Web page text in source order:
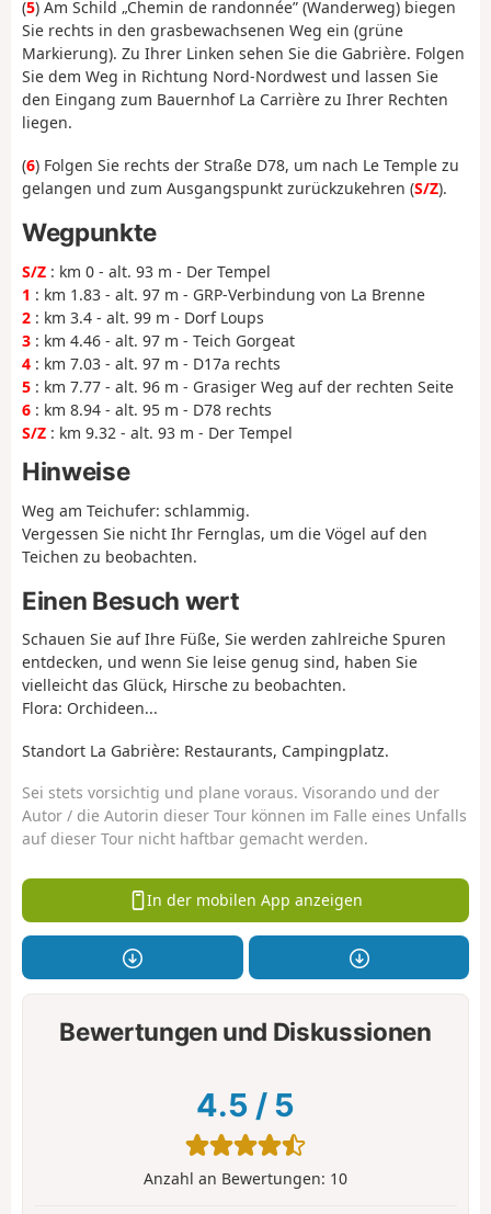
(5) Am Schild „Chemin de randonnée” (Wanderweg) biegen
Sie rechts in den grasbewachsenen Weg ein (grüne
Markierung). Zu Ihrer Linken sehen Sie die Gabrière. Folgen
Sie dem Weg in Richtung Nord-Nordwest und lassen Sie
den Eingang zum Bauernhof La Carrière zu Ihrer Rechten
liegen.
(6) Folgen Sie rechts der Straße D78, um nach Le Temple zu
gelangen und zum Ausgangspunkt zurückzukehren (S/Z).
Wegpunkte
S/Z : km 0 - alt. 93 m - Der Tempel
1 : km 1.83 - alt. 97 m - GRP-Verbindung von La Brenne
2 : km 3.4 - alt. 99 m - Dorf Loups
3 : km 4.46 - alt. 97 m - Teich Gorgeat
4 : km 7.03 - alt. 97 m - D17a rechts
5 : km 7.77 - alt. 96 m - Grasiger Weg auf der rechten Seite
6 : km 8.94 - alt. 95 m - D78 rechts
S/Z : km 9.32 - alt. 93 m - Der Tempel
Hinweise
Weg am Teichufer: schlammig.
Vergessen Sie nicht Ihr Fernglas, um die Vögel auf den
Teichen zu beobachten.
Einen Besuch wert
Schauen Sie auf Ihre Füße, Sie werden zahlreiche Spuren
entdecken, und wenn Sie leise genug sind, haben Sie
vielleicht das Glück, Hirsche zu beobachten.
Flora: Orchideen...
Standort La Gabrière: Restaurants, Campingplatz.
Sei stets vorsichtig und plane voraus. Visorando und der
Autor / die Autorin dieser Tour können im Falle eines Unfalls
auf dieser Tour nicht haftbar gemacht werden.
In der mobilen App anzeigen
Bewertungen und Diskussionen
4.5 / 5
Anzahl an Bewertungen: 10